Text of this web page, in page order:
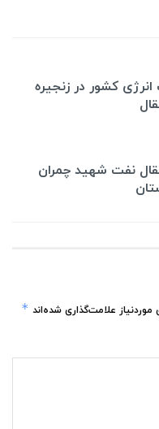
کشور در زنجیره
نفت شهید چمران
علامت‌گذاری شده‌اند *